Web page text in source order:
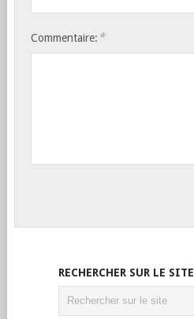
Commentaire: *
RECHERCHER SUR LE SITE